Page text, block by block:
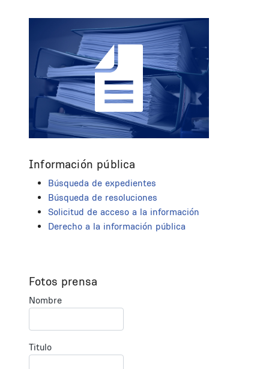
Información pública
Búsqueda de expedientes
Búsqueda de resoluciones
Solicitud de acceso a la información
Derecho a la información pública
Fotos prensa
Nombre
Titulo